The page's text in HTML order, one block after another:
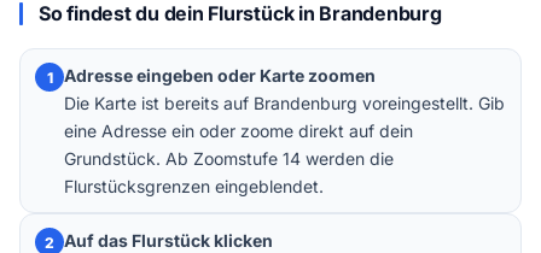
So findest du dein Flurstück in Brandenburg
1
Adresse eingeben oder Karte zoomen
Die Karte ist bereits auf Brandenburg voreingestellt. Gib
eine Adresse ein oder zoome direkt auf dein
Grundstück. Ab Zoomstufe 14 werden die
Flurstücksgrenzen eingeblendet.
2 Auf das Flurstück klicken